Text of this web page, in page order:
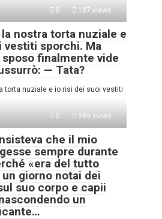
0 187 views
nostra torta nuziale e
vestiti sporchi. Ma
finalmente vide
— Tata?
torta nuziale e io risi dei suoi vestiti
0 989 views
che il mio
sempre durante
«era del tutto
giorno notai dei
suo corpo e capii
un